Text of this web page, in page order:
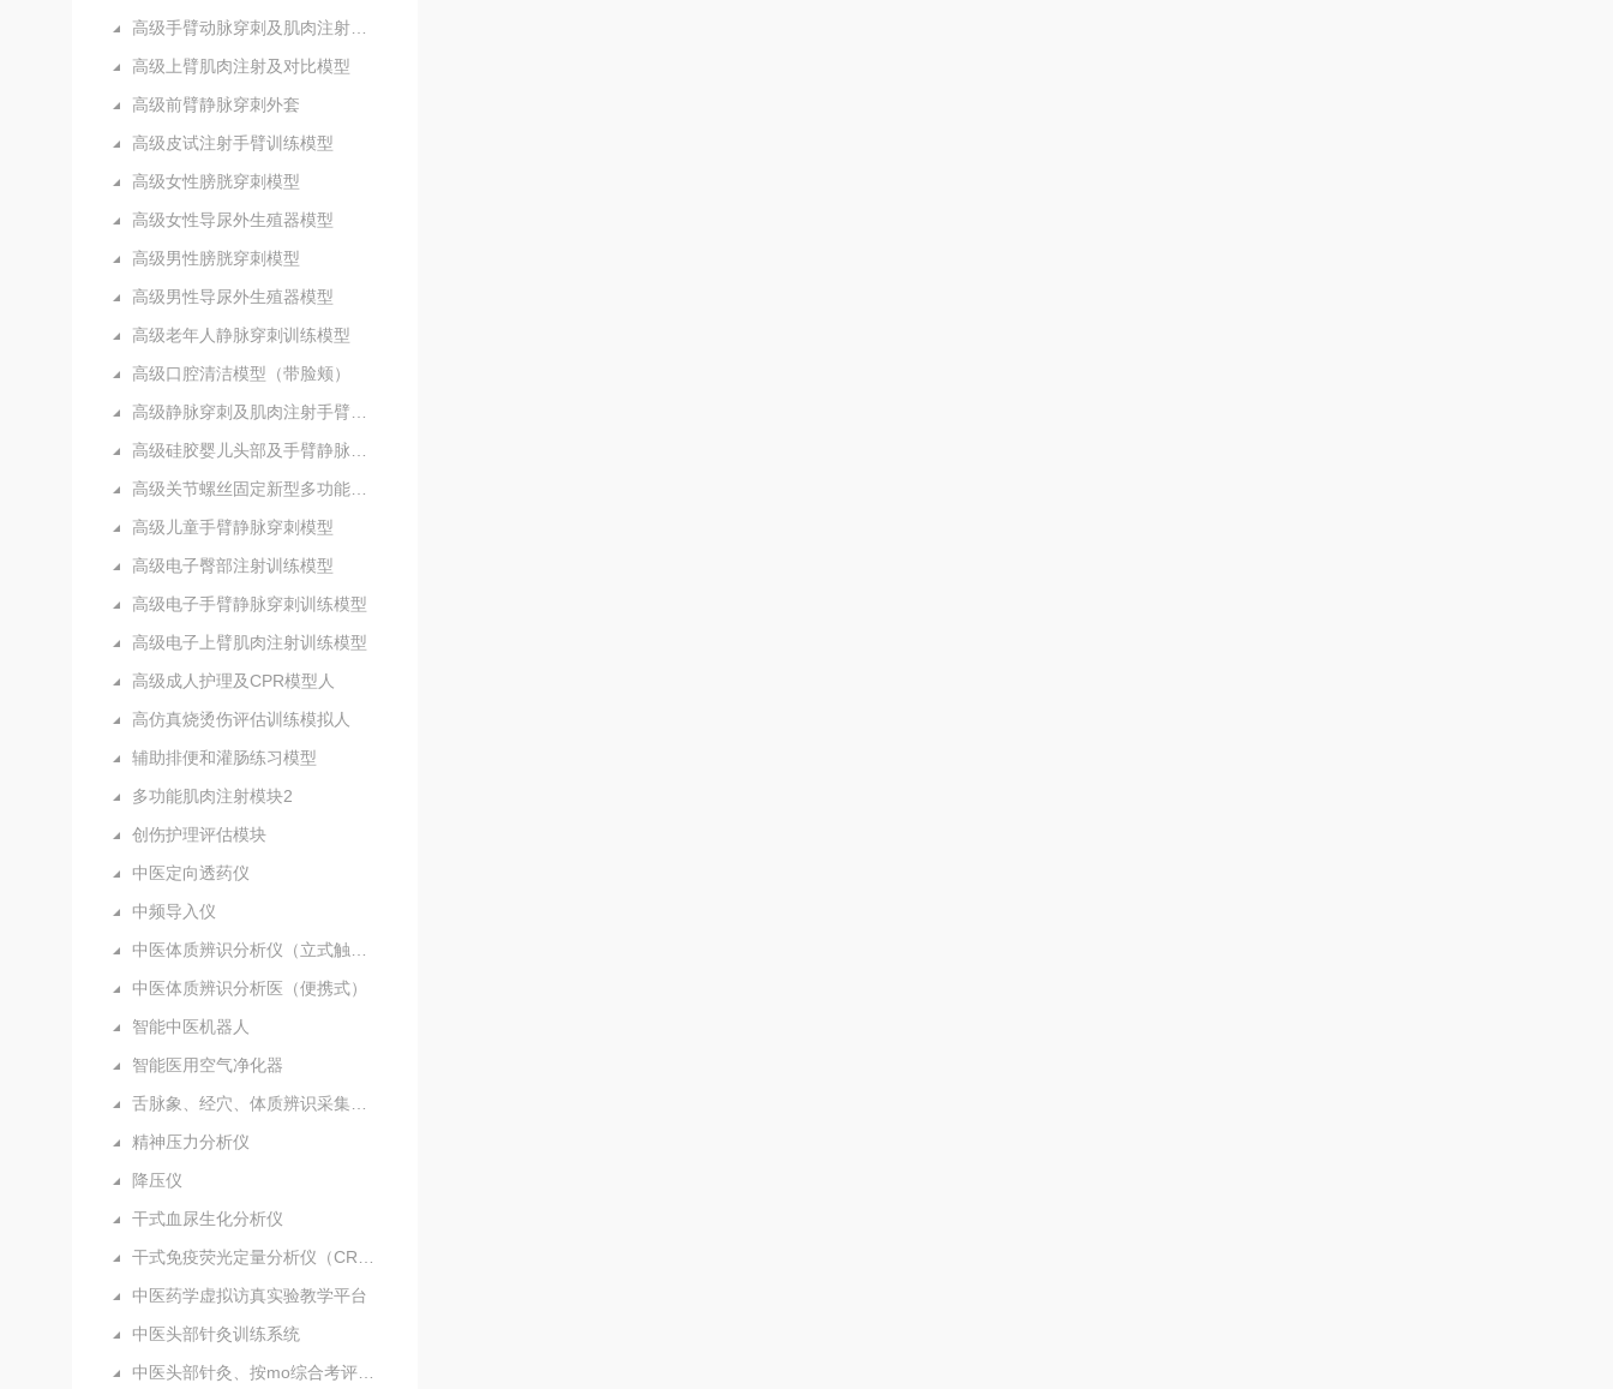
高级上臂肌肉注射及对比模型
高级前臂静脉穿刺外套
高级皮试注射手臂训练模型
高级女性膀胱穿刺模型
高级女性导尿外生殖器模型
高级男性膀胱穿刺模型
高级男性导尿外生殖器模型
高级老年人静脉穿刺训练模型
高级口腔清洁模型（带脸颊）
高级儿童手臂静脉穿刺模型
高级电子臀部注射训练模型
高级电子手臂静脉穿刺训练模型
高级电子上臂肌肉注射训练模型
高级成人护理及CPR模型人
高仿真烧烫伤评估训练模拟人
辅助排便和灌肠练习模型
多功能肌肉注射模块2
创伤护理评估模块
中医定向透药仪
中频导入仪
中医体质辨识分析医（便携式）
智能中医机器人
智能医用空气净化器
精神压力分析仪
降压仪
干式血尿生化分析仪
中医药学虚拟访真实验教学平台
中医头部针灸训练系统